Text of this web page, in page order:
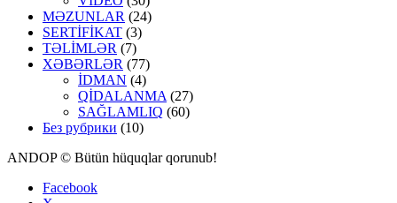
MƏZUNLAR (24)
SERTİFİKAT (3)
TƏLİMLƏR (7)
XƏBƏRLƏR (77)
İDMAN (4)
QİDALANMA (27)
SAĞLAMLIQ (60)
Без рубрики (10)
ANDOP © Bütün hüquqlar qorunub!
Facebook